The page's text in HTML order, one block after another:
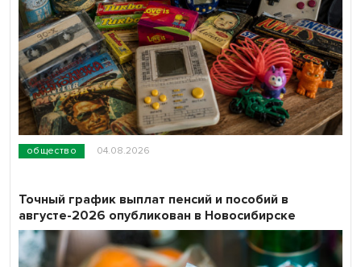
общество 04.08.2026
Точный график выплат пенсий и пособий в
августе-2026 опубликован в Новосибирске